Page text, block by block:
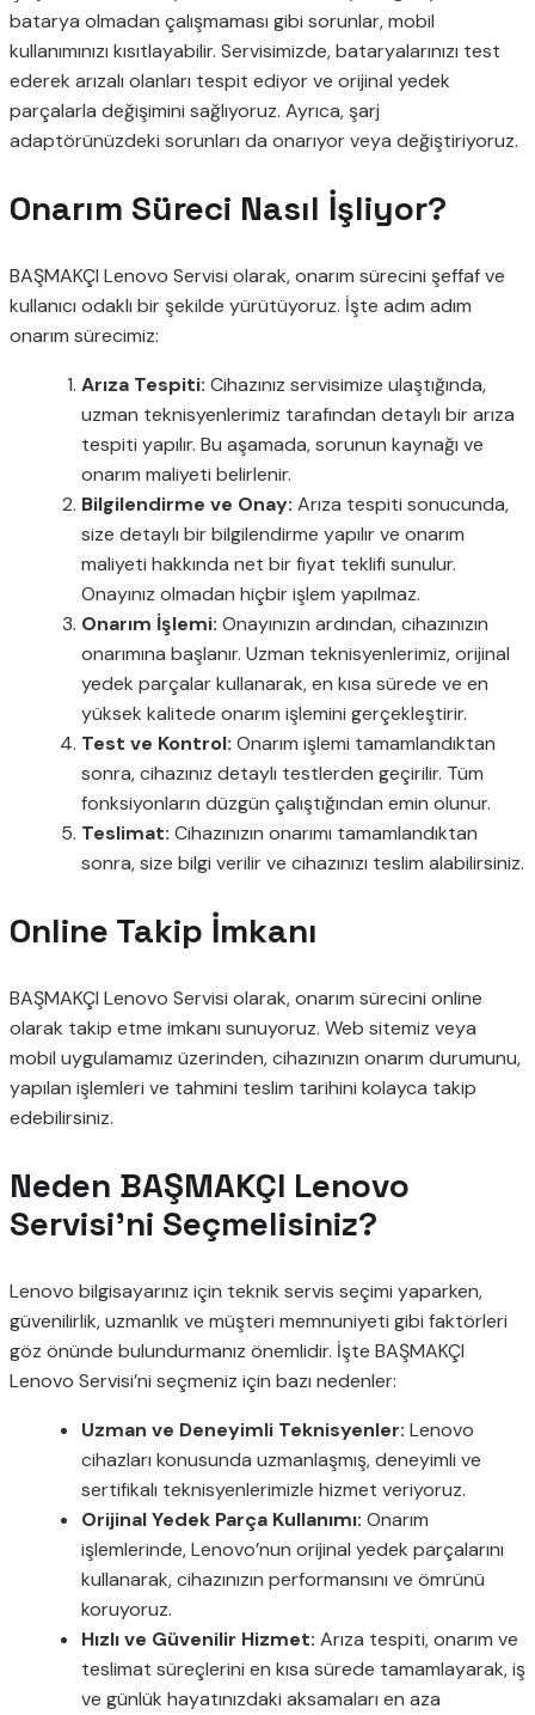
batarya olmadan çalışmaması gibi sorunlar, mobil
kullanımınızı kısıtlayabilir. Servisimizde, bataryalarınızı test
ederek arızalı olanları tespit ediyor ve orijinal yedek
parçalarla değişimini sağlıyoruz. Ayrıca, şarj
adaptörünüzdeki sorunları da onarıyor veya değiştiriyoruz.
Onarım Süreci Nasıl İşliyor?
BAŞMAKÇI Lenovo Servisi olarak, onarım sürecini şeffaf ve
kullanıcı odaklı bir şekilde yürütüyoruz. İşte adım adım
onarım sürecimiz:
Arıza Tespiti: Cihazınız servisimize ulaştığında,
uzman teknisyenlerimiz tarafından detaylı bir arıza
tespiti yapılır. Bu aşamada, sorunun kaynağı ve
onarım maliyeti belirlenir.
Bilgilendirme ve Onay: Arıza tespiti sonucunda,
size detaylı bir bilgilendirme yapılır ve onarım
maliyeti hakkında net bir fiyat teklifi sunulur.
Onayınız olmadan hiçbir işlem yapılmaz.
Onarım İşlemi: Onayınızın ardından, cihazınızın
onarımına başlanır. Uzman teknisyenlerimiz, orijinal
yedek parçalar kullanarak, en kısa sürede ve en
yüksek kalitede onarım işlemini gerçekleştirir.
Test ve Kontrol: Onarım işlemi tamamlandıktan
sonra, cihazınız detaylı testlerden geçirilir. Tüm
fonksiyonların düzgün çalıştığından emin olunur.
Teslimat: Cihazınızın onarımı tamamlandıktan
sonra, size bilgi verilir ve cihazınızı teslim alabilirsiniz.
Online Takip İmkanı
BAŞMAKÇI Lenovo Servisi olarak, onarım sürecini online
olarak takip etme imkanı sunuyoruz. Web sitemiz veya
mobil uygulamamız üzerinden, cihazınızın onarım durumunu,
yapılan işlemleri ve tahmini teslim tarihini kolayca takip
edebilirsiniz.
Neden BAŞMAKÇI Lenovo
Servisi’ni Seçmelisiniz?
Lenovo bilgisayarınız için teknik servis seçimi yaparken,
güvenilirlik, uzmanlık ve müşteri memnuniyeti gibi faktörleri
göz önünde bulundurmanız önemlidir. İşte BAŞMAKÇI
Lenovo Servisi’ni seçmeniz için bazı nedenler:
Uzman ve Deneyimli Teknisyenler: Lenovo
cihazları konusunda uzmanlaşmış, deneyimli ve
sertifikalı teknisyenlerimizle hizmet veriyoruz.
Orijinal Yedek Parça Kullanımı: Onarım
işlemlerinde, Lenovo’nun orijinal yedek parçalarını
kullanarak, cihazınızın performansını ve ömrünü
koruyoruz.
Hızlı ve Güvenilir Hizmet: Arıza tespiti, onarım ve
teslimat süreçlerini en kısa sürede tamamlayarak, iş
ve günlük hayatınızdaki aksamaları en aza